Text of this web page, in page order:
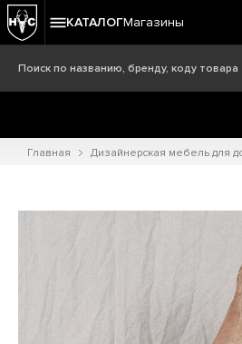
КАТАЛОГМагазины
Главная Дизайнерская мебель для